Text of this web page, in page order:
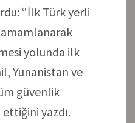
“İlk Türk yerli
yolunda ilk
Yunanistan ve
güvenlik
yazdı.